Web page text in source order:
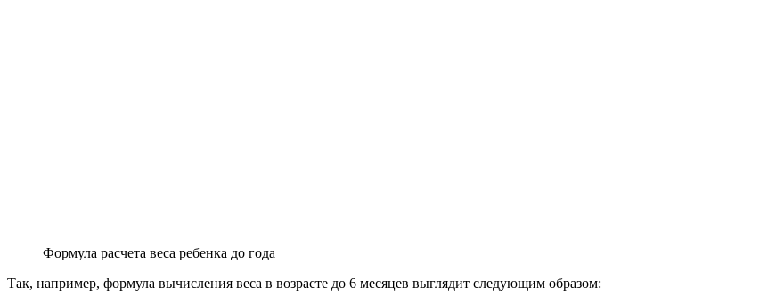
Формула расчета веса ребенка до года
Так, например, формула вычисления веса в возрасте до 6 месяцев выглядит следующим образом: